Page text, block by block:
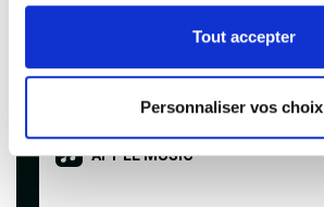
Tout accepter
Personnaliser vos choix
VIDÉO OFFICIELLE
SPOTIFY
APPLE MUSIC